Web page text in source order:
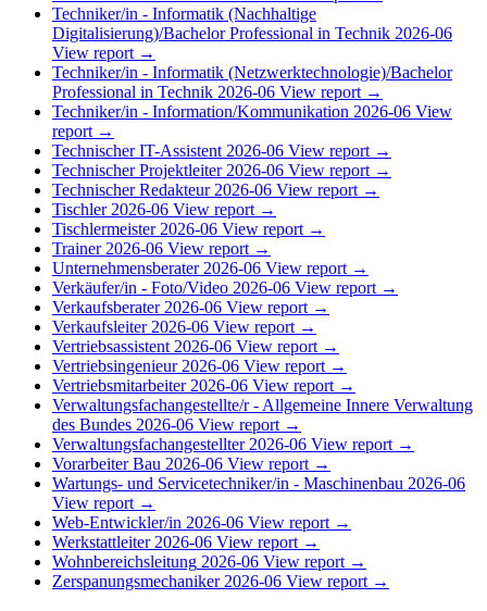
Techniker/in - Informatik (Nachhaltige
Digitalisierung)/Bachelor Professional in Technik 2026-06
View report →
Techniker/in - Informatik (Netzwerktechnologie)/Bachelor
Professional in Technik 2026-06 View report →
Techniker/in - Information/Kommunikation 2026-06 View
report →
Technischer IT-Assistent 2026-06 View report →
Technischer Projektleiter 2026-06 View report →
Technischer Redakteur 2026-06 View report →
Tischler 2026-06 View report →
Tischlermeister 2026-06 View report →
Trainer 2026-06 View report →
Unternehmensberater 2026-06 View report →
Verkäufer/in - Foto/Video 2026-06 View report →
Verkaufsberater 2026-06 View report →
Verkaufsleiter 2026-06 View report →
Vertriebsassistent 2026-06 View report →
Vertriebsingenieur 2026-06 View report →
Vertriebsmitarbeiter 2026-06 View report →
Verwaltungsfachangestellte/r - Allgemeine Innere Verwaltung
des Bundes 2026-06 View report →
Verwaltungsfachangestellter 2026-06 View report →
Vorarbeiter Bau 2026-06 View report →
Wartungs- und Servicetechniker/in - Maschinenbau 2026-06
View report →
Web-Entwickler/in 2026-06 View report →
Werkstattleiter 2026-06 View report →
Wohnbereichsleitung 2026-06 View report →
Zerspanungsmechaniker 2026-06 View report →